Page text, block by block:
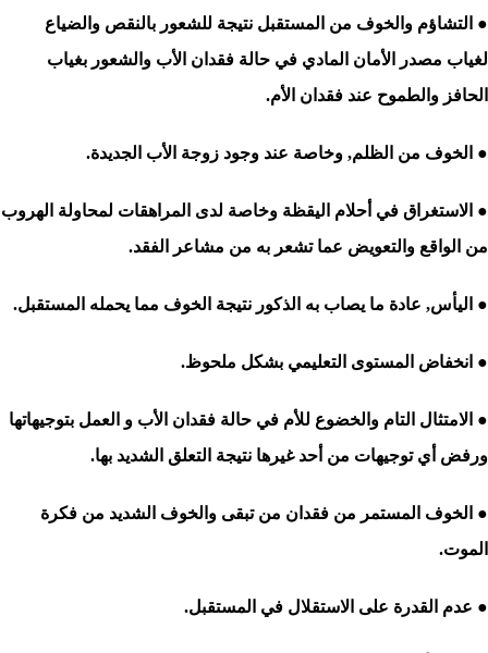
● التشاؤم والخوف من المستقبل نتيجة للشعور بالنقص والضياع
لغياب مصدر الأمان المادي في حالة فقدان الأب والشعور بغياب
الحافز والطموح عند فقدان الأم.
● الخوف من الظلم, وخاصة عند وجود زوجة الأب الجديدة.
● الاستغراق في أحلام اليقظة وخاصة لدى المراهقات لمحاولة الهروب
من الواقع والتعويض عما تشعر به من مشاعر الفقد.
● اليأس, عادة ما يصاب به الذكور نتيجة الخوف مما يحمله المستقبل.
● انخفاض المستوى التعليمي بشكل ملحوظ.
● الامتثال التام والخضوع للأم في حالة فقدان الأب و العمل بتوجيهاتها
ورفض أي توجيهات من أحد غيرها نتيجة التعلق الشديد بها.
● الخوف المستمر من فقدان من تبقى والخوف الشديد من فكرة
الموت.
● عدم القدرة على الاستقلال في المستقبل.